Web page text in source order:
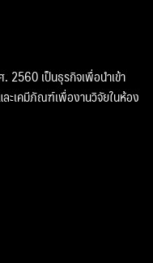
2560 เป็นธุรกิจเพื่อนำเข้า
ะเคมีภัณฑ์เพื่องานวิจัยในห้อง